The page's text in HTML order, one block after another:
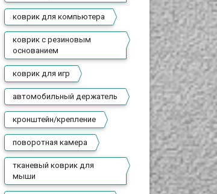
коврик для компьютера
коврик с резиновым
основанием
коврик для игр
автомобильный держатель
кронштейн/крепление
поворотная камера
тканевый коврик для
мыши